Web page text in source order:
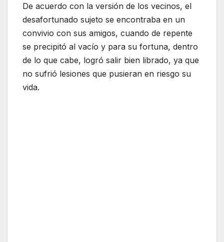
De acuerdo con la versión de los vecinos, el
desafortunado sujeto se encontraba en un
convivio con sus amigos, cuando de repente
se precipitó al vacío y para su fortuna, dentro
de lo que cabe, logró salir bien librado, ya que
no sufrió lesiones que pusieran en riesgo su
vida.